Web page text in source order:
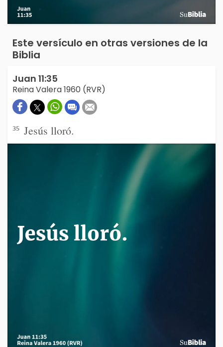
Este versículo en otras versiones de la
Biblia
Juan 11:35
Reina Valera 1960 (RVR)
35 Jesús lloró.